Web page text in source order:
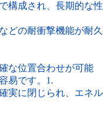
構成され、長期的な性
どの耐衝撃機能が耐久
な位置合わせが可能
易です。 1 .
実に閉じられ、エネル